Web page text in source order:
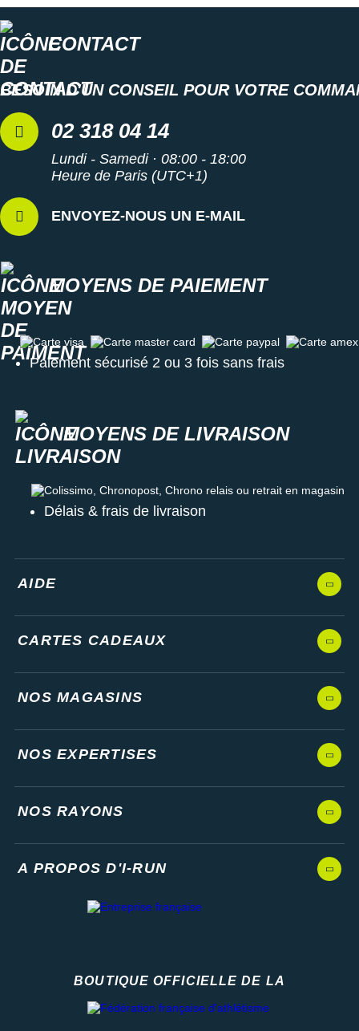
CONTACT
BESOIN D'UN CONSEIL POUR VOTRE
02 318 04 14
Lundi - Samedi · 08:00 - 18:00
Heure de Paris (UTC+1)
ENVOYEZ-NOUS UN E-MAIL
MOYENS DE PAIEMENT
Carte visa Carte master card Carte paypal Carte amex
Paiement sécurisé 2 ou 3 fois sans frais
MOYENS DE LIVRAISON
Colissimo, Chronopost, Chrono relais ou retrait en magasin
Délais & frais de livraison
AIDE
CARTES CADEAUX
NOS MAGASINS
NOS EXPERTISES
NOS RAYONS
A PROPOS D'I-RUN
BOUTIQUE OFFICIELLE DE LA